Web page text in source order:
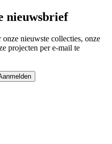
nieuwsbrief
nieuwste collecties, onze
projecten per e-mail te